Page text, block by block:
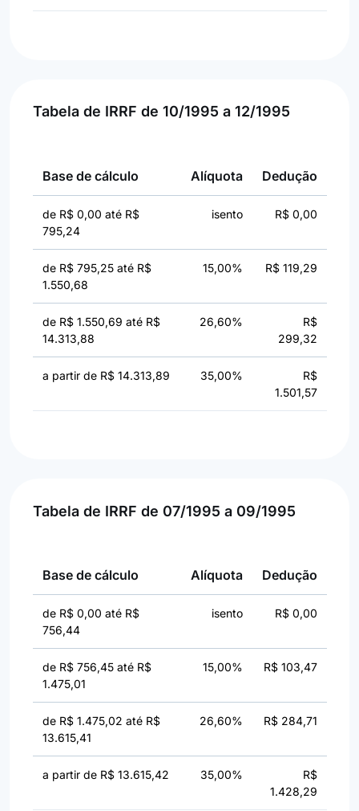
Tabela de IRRF de 10/1995 a 12/1995
Base de cálculo Alíquota Dedução
de R$ 0,00 até R$
795,24
isento R$ 0,00
de R$ 795,25 até R$
1.550,68
15,00% R$ 119,29
de R$ 1.550,69 até R$
14.313,88
26,60%
R$
299,32
a partir de R$ 14.313,89 35,00%
R$
1.501,57
Tabela de IRRF de 07/1995 a 09/1995
Base de cálculo Alíquota Dedução
de R$ 0,00 até R$
756,44
isento R$ 0,00
de R$ 756,45 até R$
1.475,01
15,00% R$ 103,47
de R$ 1.475,02 até R$
13.615,41
26,60% R$ 284,71
a partir de R$ 13.615,42 35,00%
R$
1.428,29